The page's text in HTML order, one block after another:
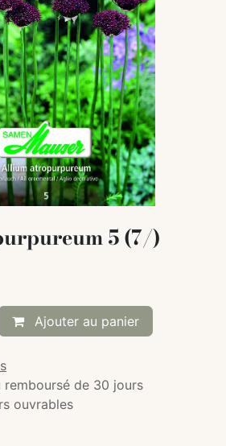
5 (7/)
Ajouter au panier
de 30 jours
ouvrables